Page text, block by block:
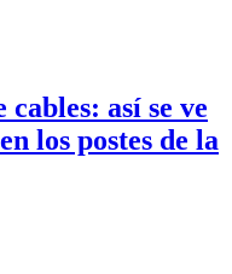
cables: así se ve
los postes de la